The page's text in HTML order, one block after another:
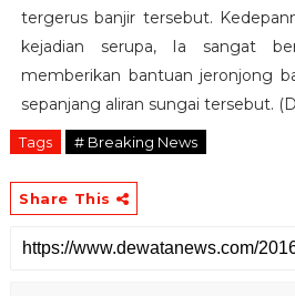
tergerus banjir tersebut.
kejadian serupa, Ia sangat
memberikan bantuan jeronjong
sepanjang aliran sungai tersebut.
Tags # Breaking News
Share This